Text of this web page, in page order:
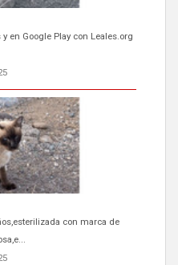
en Google Play con Leales.org
con marca de